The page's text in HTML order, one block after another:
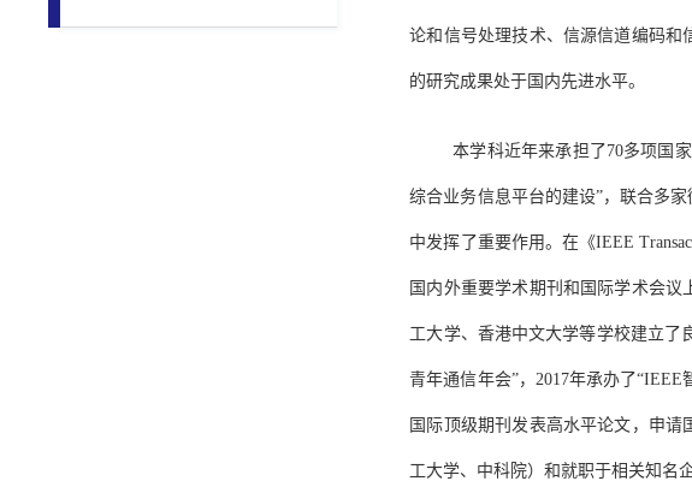
论和信号处理技术、信源信道编码和
的研究成果处于国内先进水平。
本学科近年来承担了70多项国
综合业务信息平台的建设”，联合多
中发挥了重要作用。在《IEEE
国内外重要学术期刊和国际学术会
工大学、香港中文大学等学校建立了
青年通信年会”， 2017年承办了“IEEE
国际顶级期刊发表高水平论文，申
工大学、中科院）和就职于相关知名